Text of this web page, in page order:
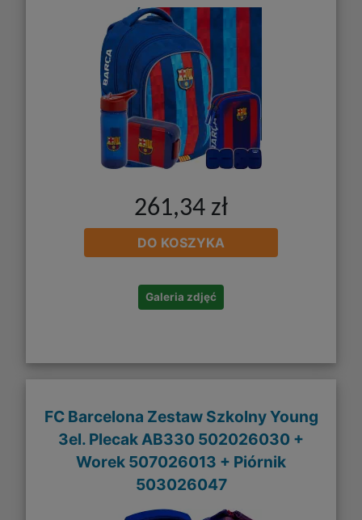
261,34 zł
DO KOSZYKA
Galeria zdjęć
FC Barcelona Zestaw Szkolny Young
3el. Plecak AB330 502026030 +
Worek 507026013 + Piórnik
503026047